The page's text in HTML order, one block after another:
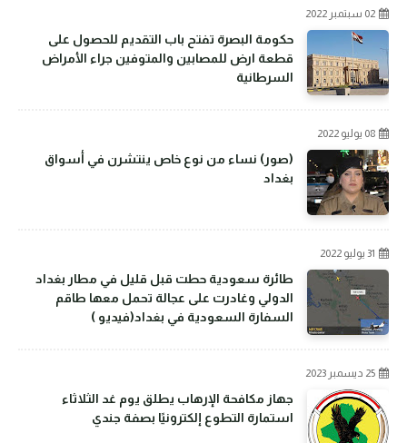
02 سبتمبر 2022
حكومة البصرة تفتح باب التقديم للحصول على
قطعة ارض للمصابين والمتوفين جراء الأمراض
السرطانية
08 يوليو 2022
(صور) نساء من نوع خاص ينتشرن في أسواق
بغداد
31 يوليو 2022
طائرة سعودية حطت قبل قليل في مطار بغداد
الدولي وغادرت على عجالة تحمل معها طاقم
السفارة السعودية في بغداد(فيديو )
25 ديسمبر 2023
جهاز مكافحة الإرهاب يطلق يوم غد الثلاثاء
استمارة التطوع إلكترونيًا بصفة جندي